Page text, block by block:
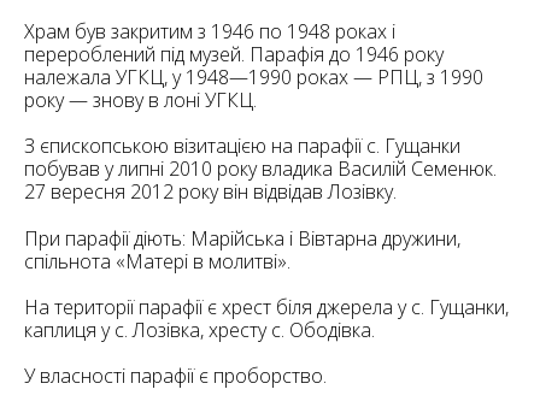
Храм був закритим з 1946 по 1948 роках і
перероблений під музей. Парафія до 1946 року
належала УГКЦ, у 1948—1990 роках — РПЦ, з 1990
року — знову в лоні УГКЦ.
З єпископською візитацією на парафії с. Гущанки
побував у липні 2010 року владика Василій Семенюк.
27 вересня 2012 року він відвідав Лозівку.
При парафії діють: Марійська і Вівтарна дружини,
спільнота «Матері в молитві».
На території парафії є хрест біля джерела у с. Гущанки,
каплиця у с. Лозівка, хресту с. Ободівка.
У власності парафії є проборство.
37
16
182
22
11
5
10
6
10
7
2